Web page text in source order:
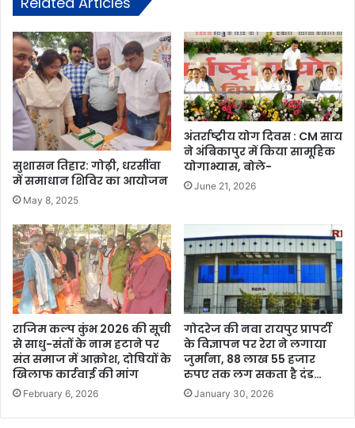
सुशासन तिहार: गोढ़ी, धरसींवा
में समाधान शिविर का आयोजन
May 8, 2025
अंतर्राष्ट्रीय योग दिवस : CM साय
ने अंबिकापुर में किया सामूहिक
योगाभ्यास, बोले-
June 21, 2026
राजिम कल्प कुंभ 2026 की सूची
से साधु-संतों के नाम हटाने पर
संत समाज में आक्रोश, दोषियों के
खिलाफ कार्रवाई की मांग
February 6, 2026
गोदरेज की नवा रायपुर प्रापर्टी
के विज्ञापन पर रेरा ने लगाया
जुर्माना, 88 लाख 55 हजार
रुपए तक लग सकता है दंड…
January 30, 2026